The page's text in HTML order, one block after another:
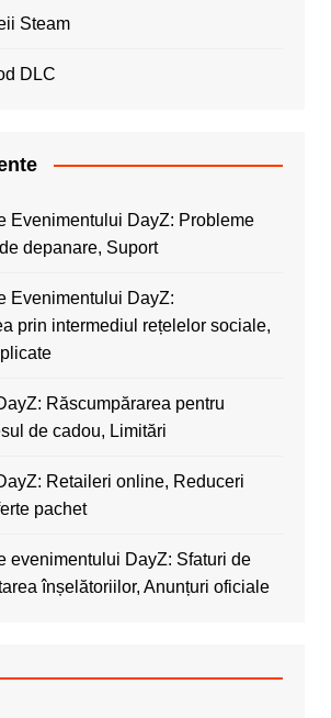
Steam
DLC
Evenimentului DayZ: Probleme
depanare, Suport
Evenimentului DayZ:
prin intermediul rețelelor sociale,
Răscumpărarea pentru
de cadou, Limitări
Retaileri online, Reduceri
pachet
evenimentului DayZ: Sfaturi de
înșelătoriilor, Anunțuri oficiale